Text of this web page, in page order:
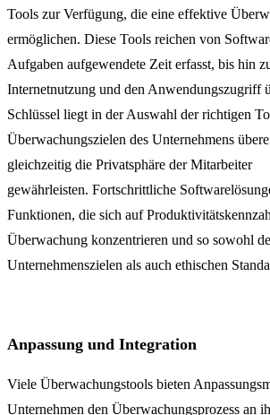
Tools zur Verfügung, die eine effektive
ermöglichen. Diese Tools reichen von
Aufgaben aufgewendete Zeit erfasst, bis hin
Internetnutzung und den Anwendungszugriff
Schlüssel liegt in der Auswahl der richtigen
Überwachungszielen des Unternehmens
gleichzeitig die Privatsphäre der Mitarbeiter
gewährleisten. Fortschrittliche
Funktionen, die sich auf
Überwachung konzentrieren und so sowohl
Unternehmenszielen als auch ethischen
Anpassung und Integration
Viele Überwachungstools bieten
Unternehmen den Überwachungsprozess an